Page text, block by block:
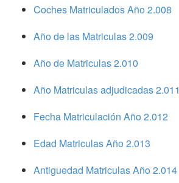
Coches Matriculados Año 2.008
Año de las Matriculas 2.009
Año de Matriculas 2.010
Año Matriculas adjudicadas 2.011
Fecha Matriculación Año 2.012
Edad Matriculas Año 2.013
Antiguedad Matriculas Año 2.014